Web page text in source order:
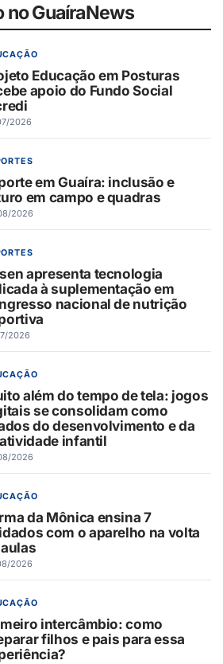
no GuaíraNews
Educação em Posturas
apoio do Fundo Social
2026
em Guaíra: inclusão e
em campo e quadras
2026
apresenta tecnologia
à suplementação em
nacional de nutrição
2026
além do tempo de tela: jogos
se consolidam como
do desenvolvimento e da
infantil
2026
da Mônica ensina 7
com o aparelho na volta
2026
intercâmbio: como
filhos e pais para essa